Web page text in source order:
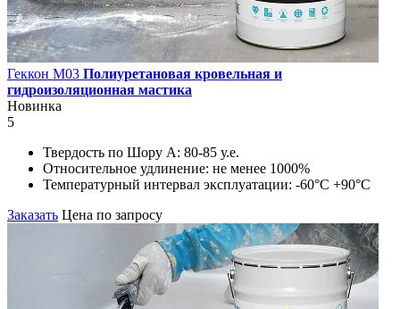
Геккон М03 Полиуретановая кровельная и
гидроизоляционная мастика
Новинка
5
Твердость по Шору А: 80-85 у.е.
Относительное удлинение: не менее 1000%
Температурный интервал эксплуатации: -60°С +90°С
Заказать Цена по запросу